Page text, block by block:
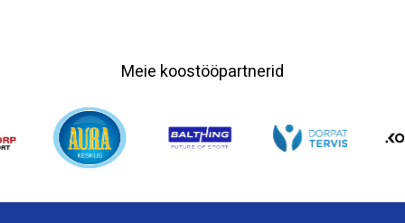
Meie koostööpartnerid